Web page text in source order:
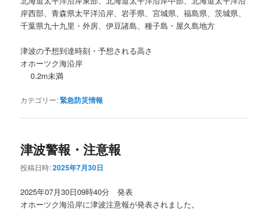
岸西部、青森県太平洋沿岸、岩手県、宮城県、福島県、茨城県、
千葉県九十九里・外房、伊豆諸島、種子島・屋久島地方
津波の予想到達時刻・予想される高さ
オホーツク海沿岸
0.2m未満
カテゴリー:緊急防災情報
津波警報・注意報
投稿日時:2025年7月30日
2025年07月30日09時40分 発表
オホーツク海沿岸に津波注意報が発表されました。